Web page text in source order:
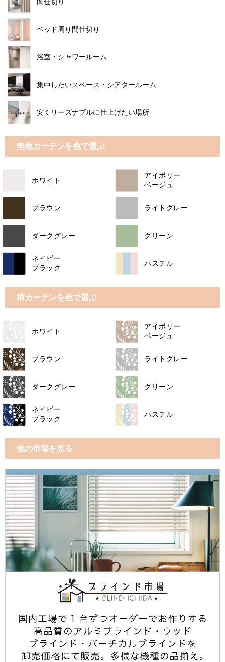
ベッド周り間仕切り
浴室・シャワールーム
集中したいスペース・シアタールーム
安くリーズナブルに仕上げたい場所
無地カーテンを色で選ぶ
ホワイト
アイボリー
ベージュ
ブラウン ライトグレー
ダークグレー グリーン
ネイビー
ブラック
パステル
柄カーテンを色で選ぶ
ホワイト
アイボリー
ベージュ
ブラウン ライトグレー
ダークグレー グリーン
ネイビー
ブラック
パステル
他の市場を見る